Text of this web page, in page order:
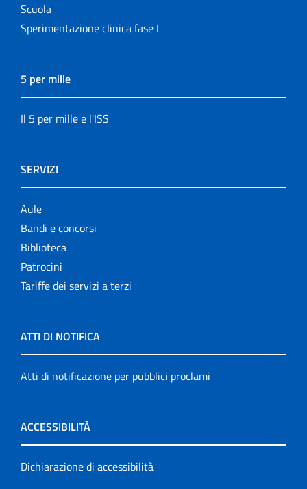
Scuola
Sperimentazione clinica fase I
5 per mille
Il 5 per mille e l'ISS
SERVIZI
Aule
Bandi e concorsi
Biblioteca
Patrocini
Tariffe dei servizi a terzi
ATTI DI NOTIFICA
Atti di notificazione per pubblici proclami
ACCESSIBILITÀ
Dichiarazione di accessibilità